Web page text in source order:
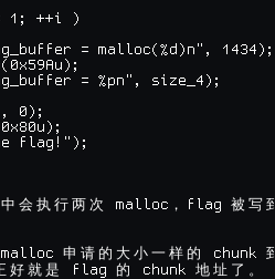
1; ++i )
= malloc(%d)n", 1434);
= %pn", size_4);
0);
flag!");
中 会 执 行 两 次 malloc ， flag 被 写
malloc 申 请 的 大 小 一 样 的 chunk
好 就 是 flag 的 chunk 地 址 了 。